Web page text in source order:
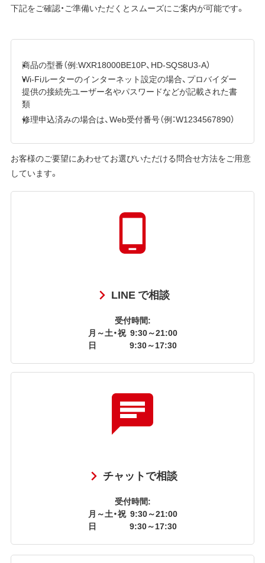
下記をご確認・ご準備いただくとスムーズにご案内が可能です。
商品の型番（例:WXR18000BE10P、HD-SQS8U3-A）
Wi-Fiルーターのインターネット設定の場合、プロバイダー
提供の接続先ユーザー名やパスワードなどが記載された書
類
修理申込済みの場合は、Web受付番号（例：W1234567890）
お客様のご要望にあわせてお選びいただける問合せ方法をご用意
しています。
LINE で相談
受付時間:
月～土・祝 9:30～21:00
日
9:30～17:30
チャットで相談
受付時間:
月～土・祝 9:30～21:00
日
9:30～17:30